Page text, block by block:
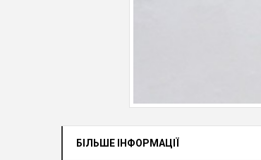
БІЛЬШЕ ІНФОРМАЦІЇ